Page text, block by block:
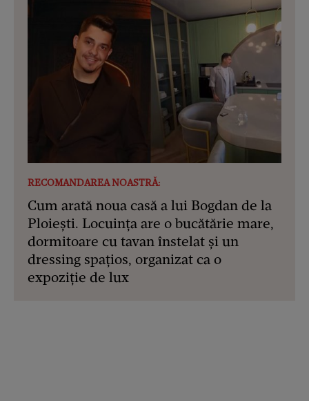
RECOMANDAREA NOASTRĂ:
Cum arată noua casă a lui Bogdan de la
Ploiești. Locuința are o bucătărie mare,
dormitoare cu tavan înstelat și un
dressing spațios, organizat ca o
expoziție de lux